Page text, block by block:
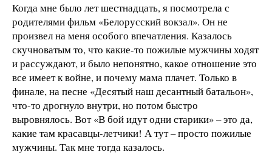
Когда мне было лет шестнадцать, я посмотрела с
родителями фильм «Белорусский вокзал». Он не
произвел на меня особого впечатления. Казалось
скучноватым то, что какие-то пожилые мужчины ходят
и рассуждают, и было непонятно, какое отношение это
все имеет к войне, и почему мама плачет. Только в
финале, на песне «Десятый наш десантный батальон»,
что-то дрогнуло внутри, но потом быстро
выровнялось. Вот «В бой идут одни старики» – это да,
какие там красавцы-летчики! А тут – просто пожилые
мужчины. Так мне тогда казалось.